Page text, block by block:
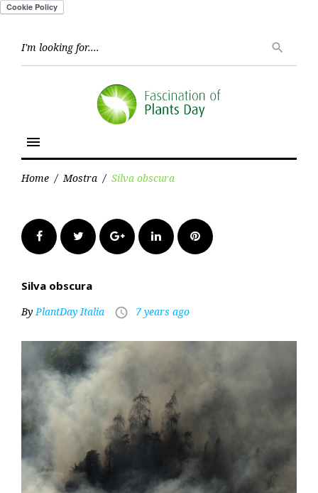
search
menu
Home / Mostra / Silva obscura
FacebookTwitter Google+LinkedInPinterest
Silva obscura
ByPlantDay Italia access_time 7 years ago